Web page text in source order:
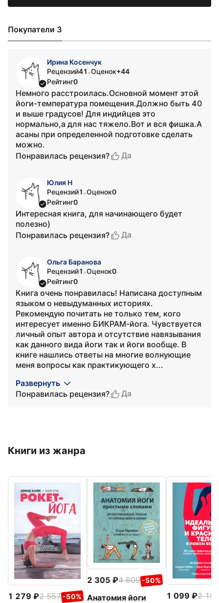
Покупатели 3
Ирина Косенчук
Рецензий41 •Оценок+44
Рейтинг0
Немного расстроилась.Основной момент этой
йоги-температура помещения.Должно быть 40
и выше градусов! Для индийцев это
нормально,а для нас тяжело.Вот и вся фишка.А
асаны при определенной подготовке сделать
можно.
Понравилась рецензия?
Да
Юлия Н
Рецензий1 •Оценок0
Рейтинг0
Интересная книга, для начинающего будет
полезно)
Понравилась рецензия?
Да
Ольга Баранова
Рецензий1 •Оценок0
Рейтинг0
Книга очень понравилась! Написана доступным
языком о невыдуманных историях.
Рекомендую почитать не только тем, кого
интересует именно БИКРАМ-йога. Чувствуется
личный опыт автора и отсутствие навязывания
как данного вида йоги так и йоги вообще. В
книге нашлись ответы на многие волнующие
меня вопросы как практикующего х...
Развернуть
Понравилась рецензия?
Да
Книги из жанра
1 279 2 557 -50%
2 305 4 609 -50%
Анатомия йоги
1 099
2 197